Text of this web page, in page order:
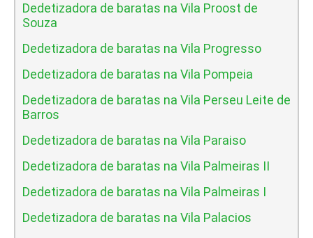
Dedetizadora de baratas na Vila Proost de
Souza
Dedetizadora de baratas na Vila Progresso
Dedetizadora de baratas na Vila Pompeia
Dedetizadora de baratas na Vila Perseu Leite de
Barros
Dedetizadora de baratas na Vila Paraiso
Dedetizadora de baratas na Vila Palmeiras II
Dedetizadora de baratas na Vila Palmeiras I
Dedetizadora de baratas na Vila Palacios